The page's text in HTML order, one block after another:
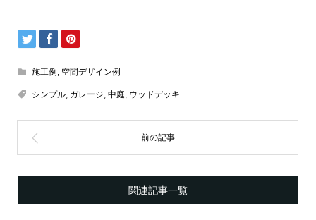
施工例 空間デザイン例
シンプル, ガレージ 中庭 ウッドデッキ
関連記事一覧